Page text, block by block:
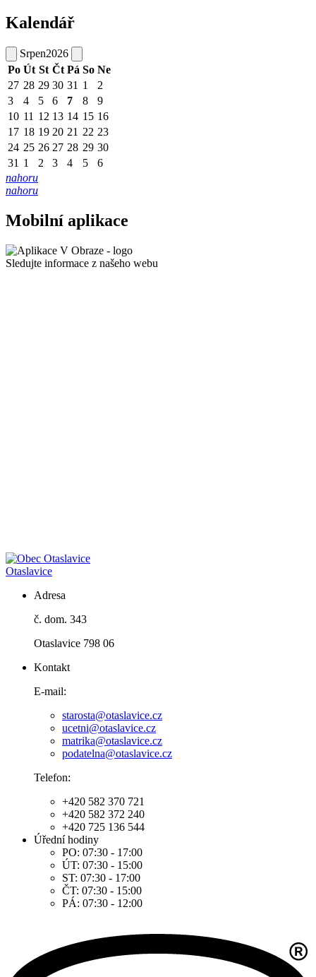
Kalendář
Srpen2026
Po Út St Čt Pá So Ne
27 28 29 30 31 1
2
3
4 5 6 7 8
9
10 11 12 13 14 15 16
17 18 19 20 21 22 23
24 25 26 27 28 29 30
31 1 2 3 4 5
6
nahoru
nahoru
Mobilní aplikace
Sledujte informace z našeho webu
Otaslavice
Adresa
č. dom. 343
Otaslavice 798 06
Kontakt
E-mail:
starosta@otaslavice.cz
ucetni@otaslavice.cz
matrika@otaslavice.cz
podatelna@otaslavice.cz
Telefon:
+420 582 370 721
+420 582 372 240
+420 725 136 544
Úřední hodiny
PO: 07:30 - 17:00
ÚT: 07:30 - 15:00
ST: 07:30 - 17:00
ČT: 07:30 - 15:00
PÁ: 07:30 - 12:00